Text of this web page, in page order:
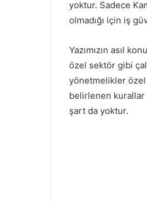
yoktur. Sadece
olmadığı için iş
Yazımızın asıl
özel sektör gibi
yönetmelikler özel
belirlenen kurallar
şart da yoktur.